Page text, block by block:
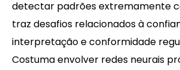
detectar padrões extremamente
traz desafios relacionados à
interpretação e conformidade
Costuma envolver redes neurais